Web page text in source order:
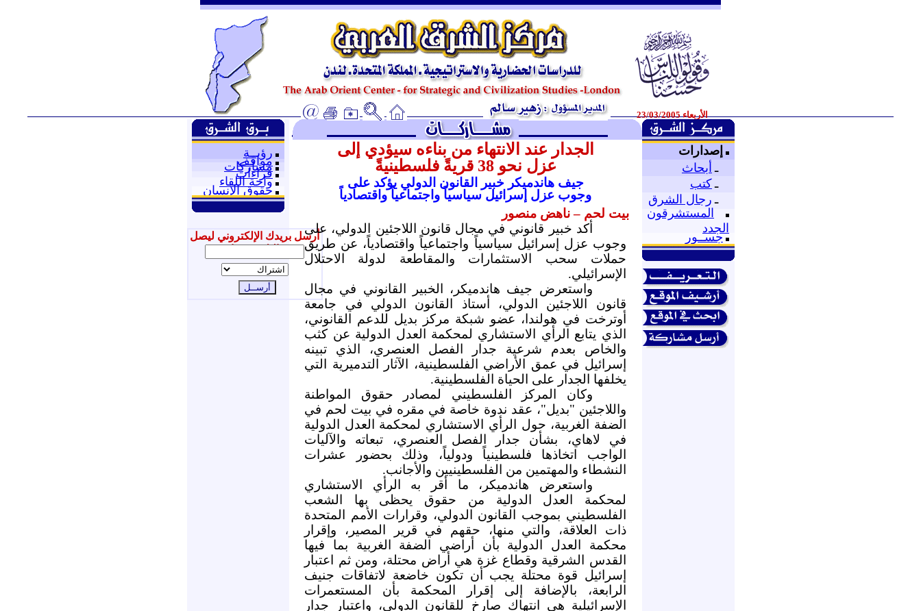
ـ
الأربعاء 23/03/2005
رؤيــة
مواقف
مشاركات
قراءات
واحة اللقاء
حقوق الإنسان
أرسل بريدك الإلكتروني ليصل
إليك جديدنا
إصدارات
ـ أبحاث
ـ كتب
ـ رجال الشرق
المستشرقون
الجدد
جســور
الجدار عند الانتهاء من بناءه سيؤدي إلى
عزل نحو 38 قريةً فلسطينيةً
جيف هاندميكر خبير القانون الدولي يؤكد على
وجوب عزل إسرائيل سياسياً واجتماعياً واقتصادياً
بيت لحم – ناهض منصور
أكد خبير قانوني في مجال قانون اللاجئين الدولي، على
وجوب عزل إسرائيل سياسياً واجتماعياً واقتصادياً، عن طريق
حملات سحب الاستثمارات والمقاطعة لدولة الاحتلال
الإسرائيلي.
واستعرض جيف هاندميكر، الخبير القانوني في مجال
قانون اللاجئين الدولي، أستاذ القانون الدولي في جامعة
أوترخت في هولندا، عضو شبكة مركز بديل للدعم القانوني،
الذي يتابع الرأي الاستشاري لمحكمة العدل الدولية عن كثب
والخاص بعدم شرعية جدار الفصل العنصري، الذي تبينه
إسرائيل في عمق الأراضي الفلسطينية، الآثار التدميرية التي
يخلفها الجدار على الحياة الفلسطينية.
وكان المركز الفلسطيني لمصادر حقوق المواطنة
واللاجئين "بديل"، عقد ندوة خاصة في مقره في بيت لحم في
الضفة الغربية، حول الرأي الاستشاري لمحكمة العدل الدولية
في لاهاي، بشأن جدار الفصل العنصري، تبعاته والآليات
الواجب اتخاذها فلسطينياً ودولياً، وذلك بحضور عشرات
النشطاء والمهتمين من الفلسطينيين والأجانب.
واستعرض هاندميكر، ما أقر به الرأي الاستشاري
لمحكمة العدل الدولية من حقوق يحظى بها الشعب
الفلسطيني بموجب القانون الدولي، وقرارات الأمم المتحدة
ذات العلاقة، والتي منها، حقهم في قرير المصير، وإقرار
محكمة العدل الدولية بأن أراضي الضفة الغربية بما فيها
القدس الشرقية وقطاع غزة هي أراض محتلة، ومن ثم اعتبار
إسرائيل قوة محتلة يجب أن تكون خاضعة لاتفاقات جنيف
الرابعة، بالإضافة إلى إقرار المحكمة بأن المستعمرات
الإسرائيلية هي انتهاك صارخ للقانون الدولي، واعتبار جدار